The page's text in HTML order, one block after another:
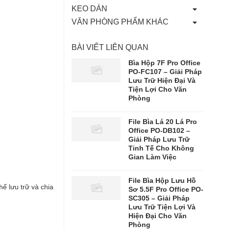
lưu trữ và chia
KEO DÁN
VĂN PHÒNG PHẨM KHÁC
BÀI VIẾT LIÊN QUAN
Bìa Hộp 7F Pro Office
PO-FC107 – Giải Pháp
Lưu Trữ Hiện Đại Và
Tiện Lợi Cho Văn
Phòng
File Bìa Lá 20 Lá Pro
Office PO-DB102 –
Giải Pháp Lưu Trữ
Tinh Tế Cho Không
Gian Làm Việc
File Bìa Hộp Lưu Hồ
Sơ 5.5F Pro Office PO-
SC305 – Giải Pháp
Lưu Trữ Tiện Lợi Và
Hiện Đại Cho Văn
Phòng